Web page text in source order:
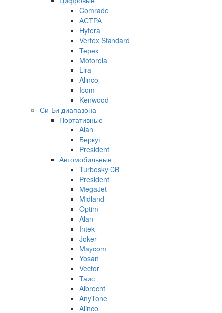
Comrade
АСТРА
Hytera
Vertex Standard
Терек
Motorola
Lira
Alinco
Icom
Kenwood
Си-Би диапазона
Портативные
Alan
Беркут
President
Автомобильные
Turbosky CB
President
MegaJet
Midland
Optim
Alan
Intek
Joker
Maycom
Yosan
Vector
Таис
Albrecht
AnyTone
Alinco